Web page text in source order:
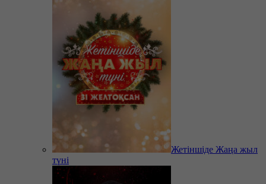
Жетіншіде Жаңа жыл
түні